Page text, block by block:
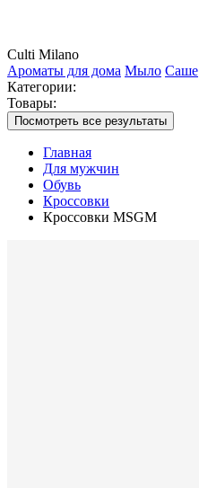
Culti Milano
Ароматы для дома Мыло Саше
Категории:
Товары:
Посмотреть все результаты
Главная
Для мужчин
Обувь
Кроссовки
Кроссовки MSGM